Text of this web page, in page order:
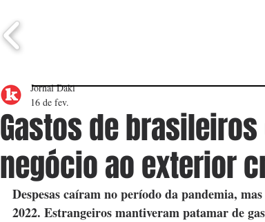
Gastos de
negócio ao exterior
Jornal Daki
16 de fev.
Despesas caíram no período da pandemia,
2022. Estrangeiros mantiveram patamar de